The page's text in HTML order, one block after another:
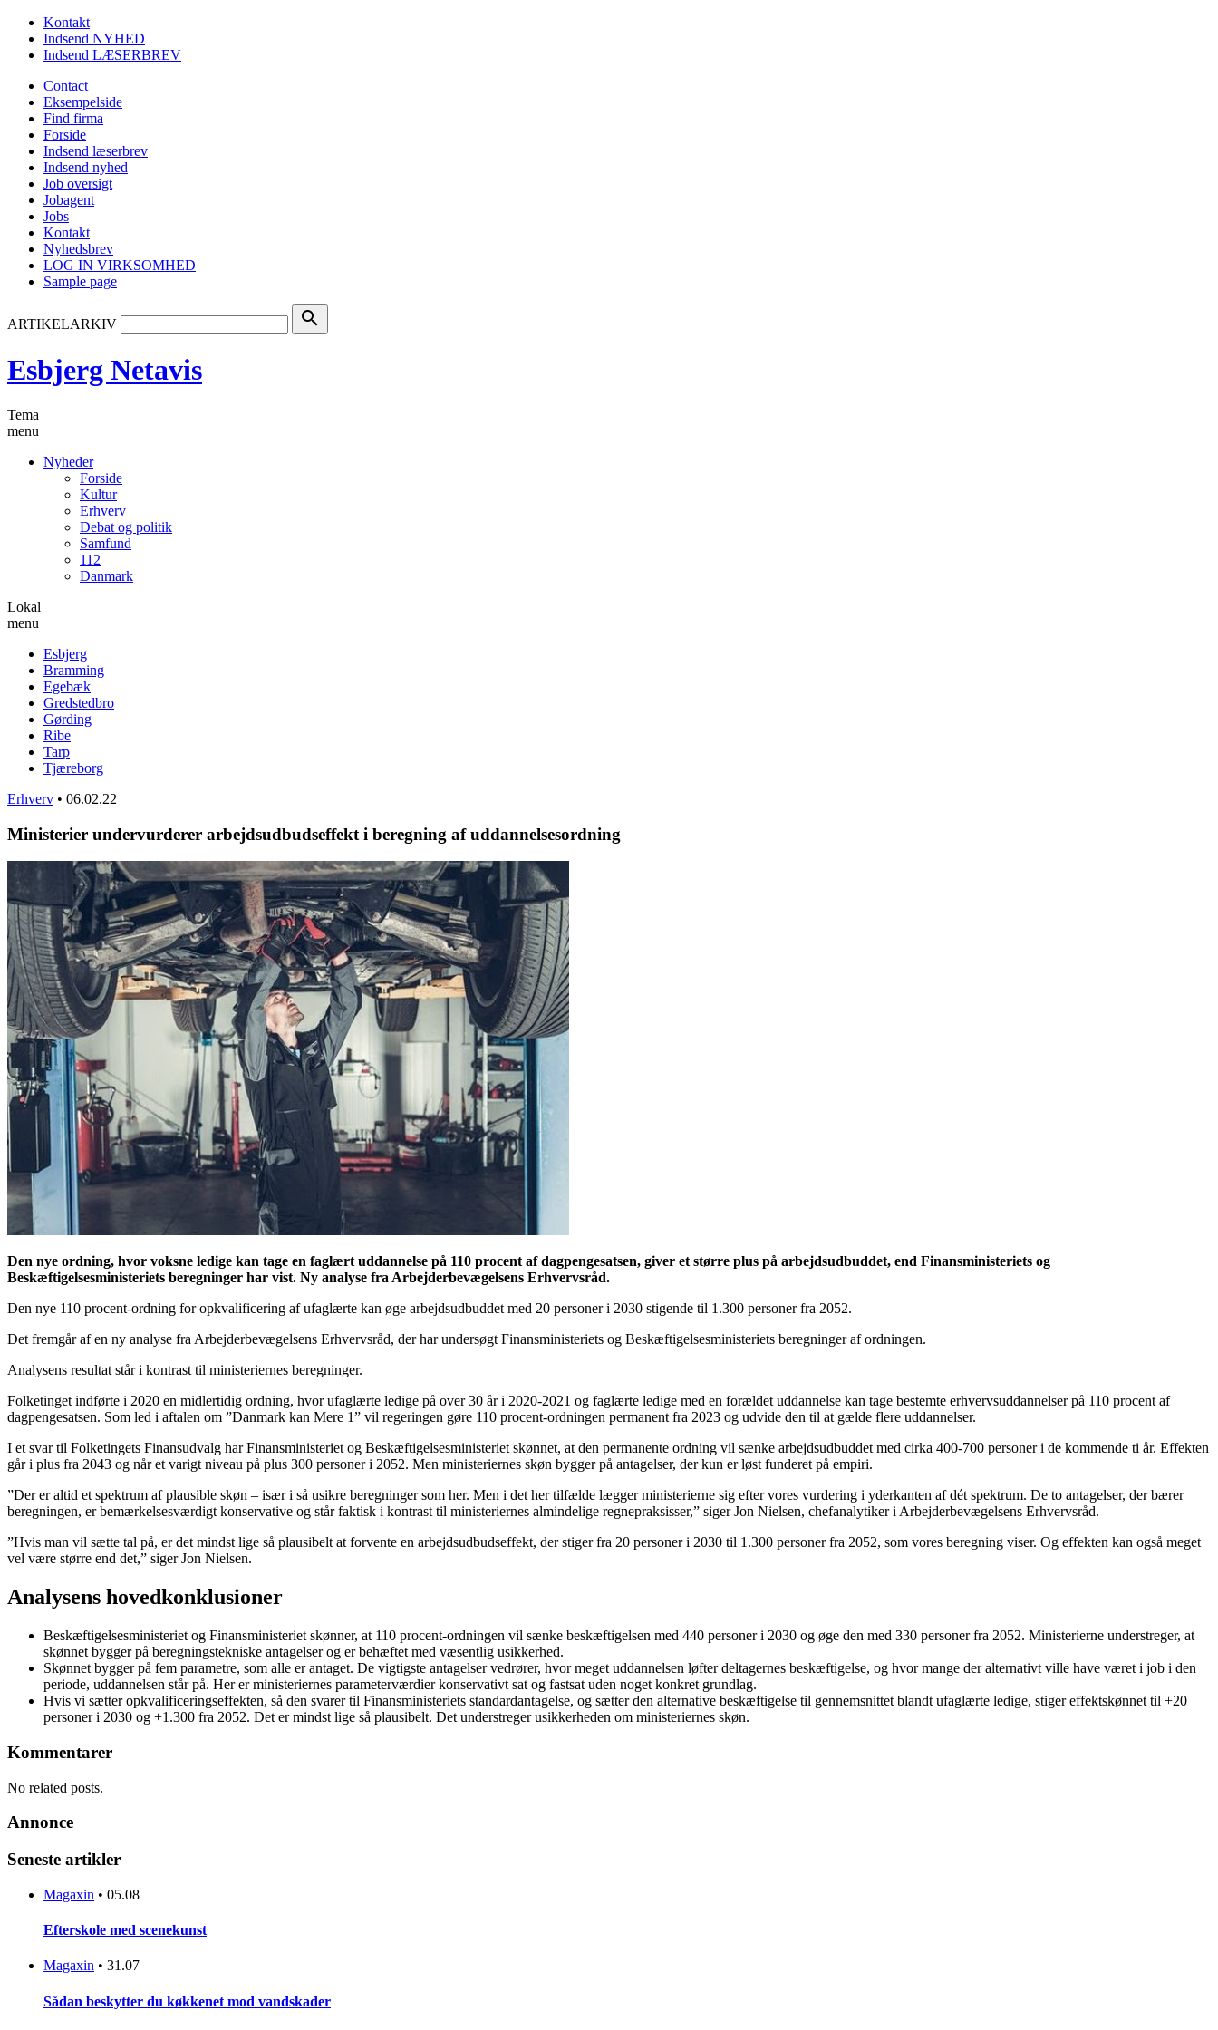
Kontakt
Indsend NYHED
Indsend LÆSERBREV
Contact
Eksempelside
Find firma
Forside
Indsend læserbrev
Indsend nyhed
Job oversigt
Jobagent
Jobs
Kontakt
Nyhedsbrev
LOG IN VIRKSOMHED
Sample page
ARTIKELARKIV search
Esbjerg Netavis
Tema
menu
Nyheder
Forside
Kultur
Erhverv
Debat og politik
Samfund
112
Danmark
Lokal
menu
Esbjerg
Bramming
Egebæk
Gredstedbro
Gørding
Ribe
Tarp
Tjæreborg
Erhverv • 06.02.22
Ministerier undervurderer arbejdsudbudseffekt i beregning af uddannelsesordning
Den nye ordning, hvor voksne ledige kan tage en faglært uddannelse på 110 procent af dagpengesatsen, giver et større plus på arbejdsudbuddet, end Finansministeriets og
Beskæftigelsesministeriets beregninger har vist. Ny analyse fra Arbejderbevægelsens Erhvervsråd.
Den nye 110 procent-ordning for opkvalificering af ufaglærte kan øge arbejdsudbuddet med 20 personer i 2030 stigende til 1.300 personer fra 2052.
Det fremgår af en ny analyse fra Arbejderbevægelsens Erhvervsråd, der har undersøgt Finansministeriets og Beskæftigelsesministeriets beregninger af ordningen.
Analysens resultat står i kontrast til ministeriernes beregninger.
Folketinget indførte i 2020 en midlertidig ordning, hvor ufaglærte ledige på over 30 år i 2020-2021 og faglærte ledige med en forældet uddannelse kan tage bestemte erhvervsuddannelser på 110 procent af
dagpengesatsen. Som led i aftalen om ”Danmark kan Mere 1” vil regeringen gøre 110 procent-ordningen permanent fra 2023 og udvide den til at gælde flere uddannelser.
I et svar til Folketingets Finansudvalg har Finansministeriet og Beskæftigelsesministeriet skønnet, at den permanente ordning vil sænke arbejdsudbuddet med cirka 400-700 personer i de kommende ti år. Effekten
går i plus fra 2043 og når et varigt niveau på plus 300 personer i 2052. Men ministeriernes skøn bygger på antagelser, der kun er løst funderet på empiri.
”Der er altid et spektrum af plausible skøn – især i så usikre beregninger som her. Men i det her tilfælde lægger ministerierne sig efter vores vurdering i yderkanten af dét spektrum. De to antagelser, der bærer
beregningen, er bemærkelsesværdigt konservative og står faktisk i kontrast til ministeriernes almindelige regnepraksisser,” siger Jon Nielsen, chefanalytiker i Arbejderbevægelsens Erhvervsråd.
”Hvis man vil sætte tal på, er det mindst lige så plausibelt at forvente en arbejdsudbudseffekt, der stiger fra 20 personer i 2030 til 1.300 personer fra 2052, som vores beregning viser. Og effekten kan også meget
vel være større end det,” siger Jon Nielsen.
Analysens hovedkonklusioner
Beskæftigelsesministeriet og Finansministeriet skønner, at 110 procent-ordningen vil sænke beskæftigelsen med 440 personer i 2030 og øge den med 330 personer fra 2052. Ministerierne understreger, at
skønnet bygger på beregningstekniske antagelser og er behæftet med væsentlig usikkerhed.
Skønnet bygger på fem parametre, som alle er antaget. De vigtigste antagelser vedrører, hvor meget uddannelsen løfter deltagernes beskæftigelse, og hvor mange der alternativt ville have været i job i den
periode, uddannelsen står på. Her er ministeriernes parameterværdier konservativt sat og fastsat uden noget konkret grundlag.
Hvis vi sætter opkvalificeringseffekten, så den svarer til Finansministeriets standardantagelse, og sætter den alternative beskæftigelse til gennemsnittet blandt ufaglærte ledige, stiger effektskønnet til +20
personer i 2030 og +1.300 fra 2052. Det er mindst lige så plausibelt. Det understreger usikkerheden om ministeriernes skøn.
Kommentarer
No related posts.
Annonce
Seneste artikler
Magaxin • 05.08
Efterskole med scenekunst
Magaxin • 31.07
Sådan beskytter du køkkenet mod vandskader